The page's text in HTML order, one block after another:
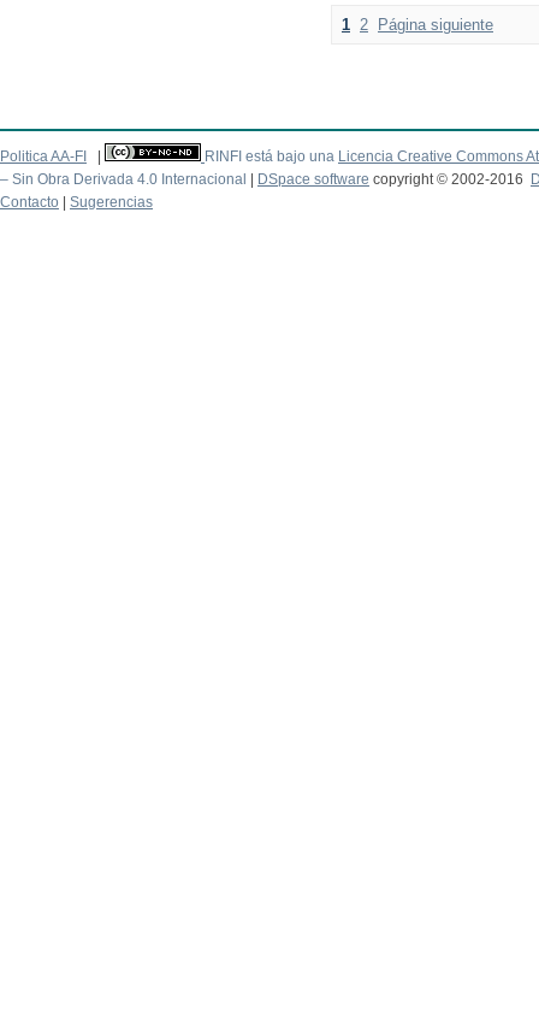
1 2 Página siguiente
Politica AA-FI RINFI está bajo una Licencia Creative Commons
– Sin Obra Derivada 4.0 Internacional
DSpace software copyright © 2002-2016
Contacto
Sugerencias